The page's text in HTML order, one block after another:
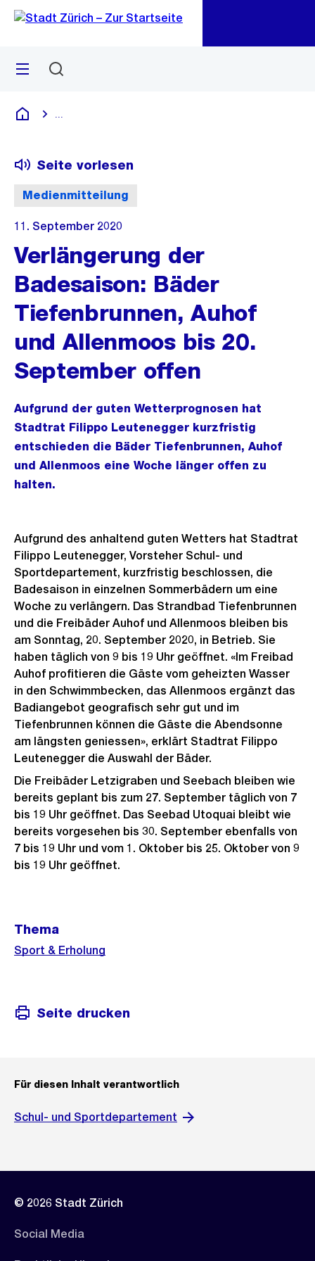
Navigation
Sprunglink
Menü
Deutsch
Medienmitteilung
Seite vorlesen
11. September 2020
Verlängerung der
Badesaison: Bäder
Tiefenbrunnen, Auhof
und Allenmoos bis 20.
September offen
Aufgrund der guten Wetterprognosen hat
Stadtrat Filippo Leutenegger kurzfristig
entschieden die Bäder Tiefenbrunnen, Auhof
und Allenmoos eine Woche länger offen zu
halten.
Aufgrund des anhaltend guten Wetters hat Stadtrat
Filippo Leutenegger, Vorsteher Schul- und
Sportdepartement, kurzfristig beschlossen, die
Badesaison in einzelnen Sommerbädern um eine
Woche zu verlängern. Das Strandbad Tiefenbrunnen
und die Freibäder Auhof und Allenmoos bleiben bis
am Sonntag, 20. September 2020, in Betrieb. Sie
haben täglich von 9 bis 19 Uhr geöffnet. «Im Freibad
Auhof profitieren die Gäste vom geheizten Wasser
in den Schwimmbecken, das Allenmoos ergänzt das
Badiangebot geografisch sehr gut und im
Tiefenbrunnen können die Gäste die Abendsonne
am längsten geniessen», erklärt Stadtrat Filippo
Leutenegger die Auswahl der Bäder.
Die Freibäder Letzigraben und Seebach bleiben wie
bereits geplant bis zum 27. September täglich von 7
bis 19 Uhr geöffnet. Das Seebad Utoquai bleibt wie
bereits vorgesehen bis 30. September ebenfalls von
7 bis 19 Uhr und vom 1. Oktober bis 25. Oktober von 9
bis 19 Uhr geöffnet.
Informationen
Thema
Sport & Erholung
Seite drucken
Für diesen Inhalt verantwortlich
Schul- und Sportdepartement
© 2026 Stadt Zürich
Social Media